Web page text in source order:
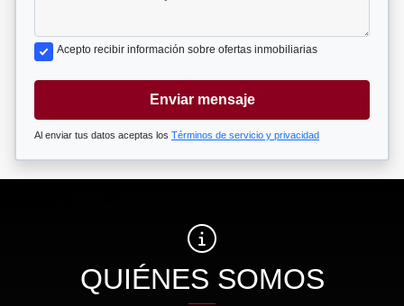
Acepto recibir información sobre ofertas inmobiliarias
Enviar mensaje
Al enviar tus datos aceptas los Términos de servicio y privacidad
QUIÉNES SOMOS